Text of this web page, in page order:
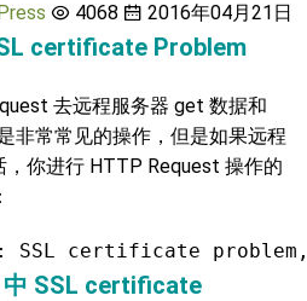
4068 2016年04月21日
certificate Problem
去远程服务器 get 数据和
非常常见的操作，但是如果远程
你进行 HTTP Request 操作的
SSL certificate